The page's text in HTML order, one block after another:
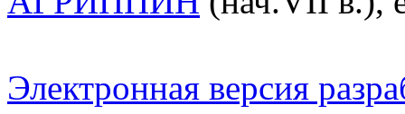
Электронная версия